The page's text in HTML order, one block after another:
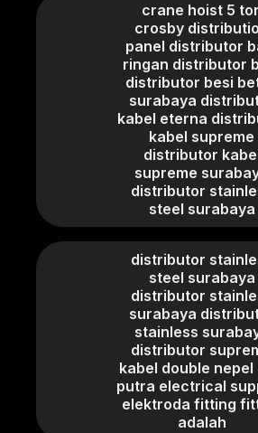
crane hoist 5
crosby
panel distributor
ringan distributor
distributor besi
surabaya
kabel eterna
kabel supreme
distributor
supreme
distributor
steel surabaya
distributor
steel surabaya
distributor
surabaya
stainless
distributor
kabel double nepel
putra electrical
elektroda fitting
adalah